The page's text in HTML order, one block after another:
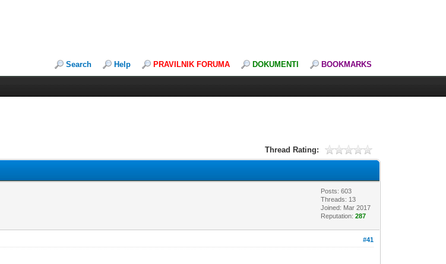
Search Help PRAVILNIK FORUMA DOKUMENTI BOOKMARKS
Thread Rating:
Posts: 603
Threads: 13
Joined: Mar 2017
Reputation:287
#41